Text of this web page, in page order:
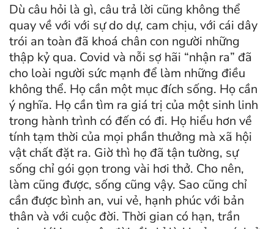
Dù câu hỏi là gì, câu trả lời cũng không thể
quay về với với sự do dự, cam chịu, với cái dây
trói an toàn đã khoá chân con người những
thập kỷ qua. Covid và nỗi sợ hãi “nhận ra” đã
cho loài người sức mạnh để làm những điều
không thể. Họ cần một mục đích sống. Họ cần
ý nghĩa. Họ cần tìm ra giá trị của một sinh linh
trong hành trình có đến có đi. Họ hiểu hơn về
tính tạm thời của mọi phần thưởng mà xã hội
vật chất đặt ra. Giờ thì họ đã tận tường, sự
sống chỉ gói gọn trong vài hơi thở. Cho nên,
làm cũng được, sống cũng vậy. Sao cũng chỉ
cần được bình an, vui vẻ, hạnh phúc với bản
thân và với cuộc đời. Thời gian có hạn, trần